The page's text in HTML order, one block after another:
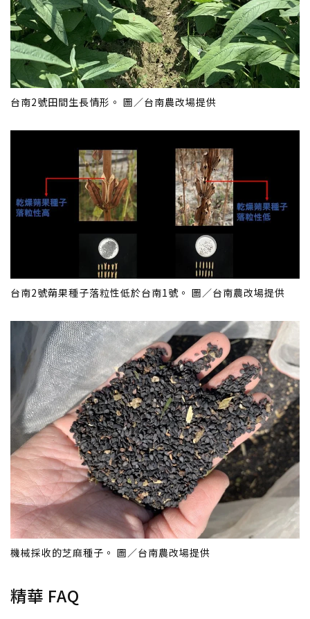
台南2號田間生長情形。 圖／台南農改場提供
台南2號蒴果種子落粒性低於台南1號。 圖／台南農改場提供
機械採收的芝麻種子。 圖／台南農改場提供
精華 FAQ